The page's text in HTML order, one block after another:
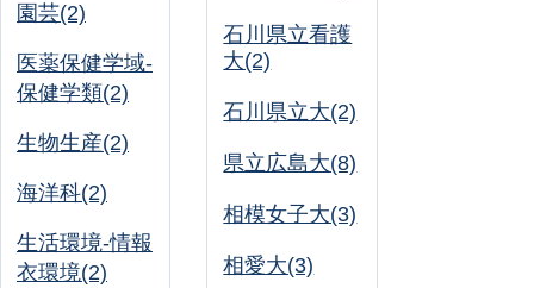
園芸(2)
医薬保健学域-
保健学類(2)
生物生産(2)
海洋科(2)
生活環境-情報
衣環境(2)
石川県立看護
大(2)
石川県立大(2)
県立広島大(8)
相模女子大(3)
相愛大(3)